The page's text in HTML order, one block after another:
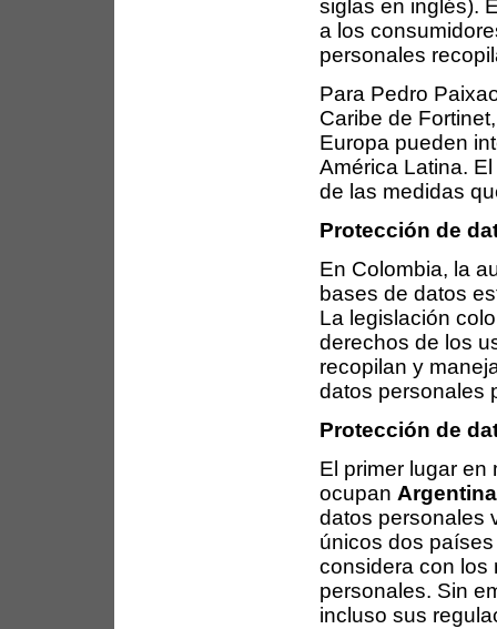
siglas en inglés).
a los
personales
Para Pedro
Caribe de
Europa pueden
América Latina.
de las medidas
Protección de
En Colombia, la
bases de datos
La legislación
derechos de los
recopilan y
datos personales
Protección de
El primer lugar en
ocupan Argentina
datos personales
únicos dos
considera con los
personales. Sin
incluso sus